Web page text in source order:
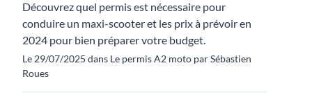
Découvrez quel permis est nécessaire pour
conduire un maxi-scooter et les prix à prévoir en
2024 pour bien préparer votre budget.
Le 29/07/2025 dans Le permis A2 moto par Sébastien
Roues